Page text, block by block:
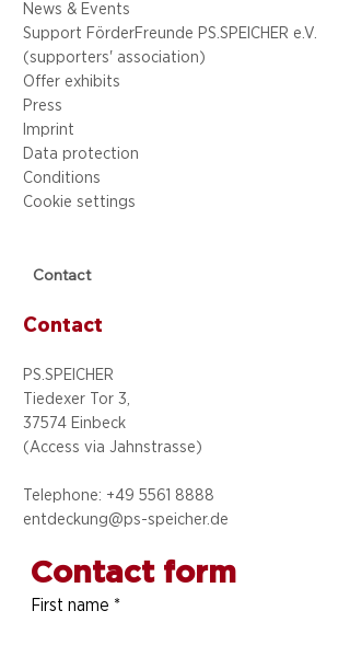
News & Events
Support FörderFreunde PS.SPEICHER e.V.
(supporters' association)
Offer exhibits
Press
Imprint
Data protection
Conditions
Cookie settings
Contact
Contact
PS.SPEICHER
Tiedexer Tor 3,
37574 Einbeck
(Access via Jahnstrasse)
Telephone: +49 5561 8888
entdeckung@ps-speicher.de
Contact form
First name *